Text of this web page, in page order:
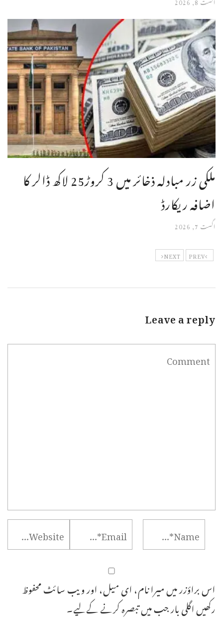
ملکی زر مبادلہ ذخائر میں 3 کروڑ25 لاکھ ڈالر کا
اضافہ ریکارڈ
اگست 7, 2026
PREV
NEXT
Leave a reply
اس براؤزر میں میرا نام، ای میل، اور ویب سائٹ محفوظ
رکھیں اگلی بار جب میں تبصرہ کرنے کےلیے۔